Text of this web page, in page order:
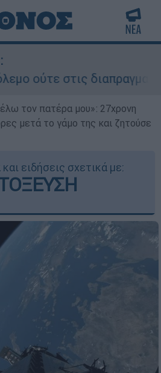
διαπραγματεύσεις» -
τον πατέρα μου»: 27χρονη
μετά το γάμο της και ζητούσε
ειδήσεις σχετικά με: